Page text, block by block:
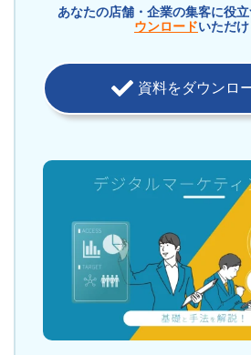
あなたの店舗・企業の集客に役
ウンロードいただ
資料をダウンロ